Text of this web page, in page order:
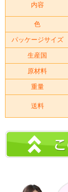
内容
色
パッケージサイズ
生産国
原材料
重量
送料